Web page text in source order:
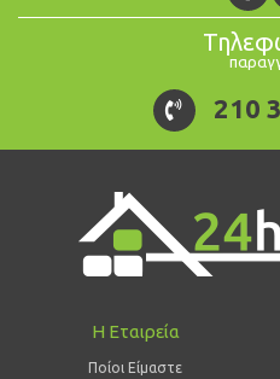
210
Η Εταιρεία
Ποίοι Είμαστε